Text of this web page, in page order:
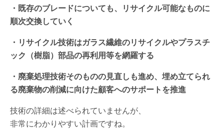
・既存のブレードについても、リサイクル可能なものに
順次交換していく
・リサイクル技術はガラス繊維のリサイクルやプラスチ
ック（樹脂）部品の再利用等を網羅する
・廃棄処理技術そのものの見直しも進め、埋め立てられ
る廃棄物の削減に向けた顧客へのサポートを推進
技術の詳細は述べられていませんが、
非常にわかりやすい計画ですね。